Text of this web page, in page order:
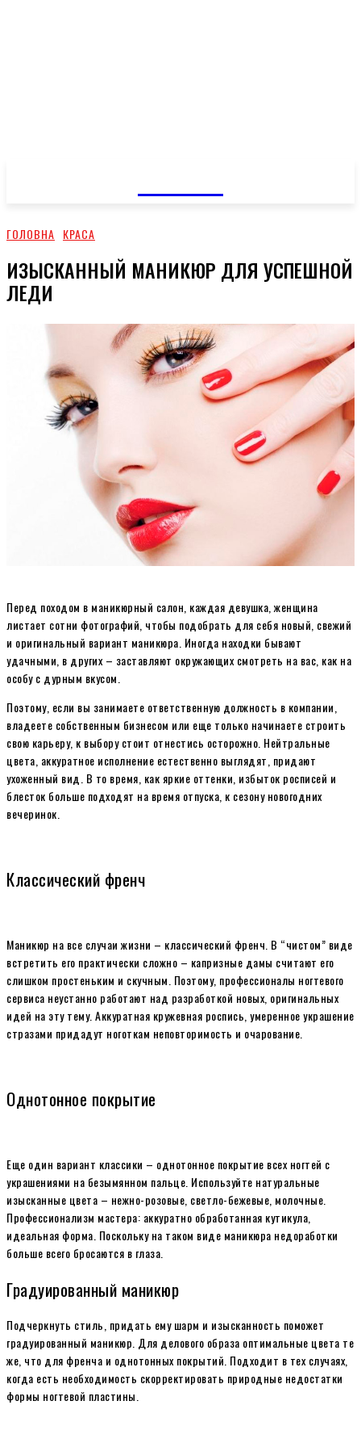
ГОЛОВНА КРАСА
ИЗЫСКАННЫЙ МАНИКЮР ДЛЯ УСПЕШНОЙ
ЛЕДИ
Перед походом в маникюрный салон, каждая девушка, женщина
листает сотни фотографий, чтобы подобрать для себя новый, свежий
и оригинальный вариант маникюра. Иногда находки бывают
удачными, в других – заставляют окружающих смотреть на вас, как на
особу с дурным вкусом.
Поэтому, если вы занимаете ответственную должность в компании,
владеете собственным бизнесом или еще только начинаете строить
свою карьеру, к выбору стоит отнестись осторожно. Нейтральные
цвета, аккуратное исполнение естественно выглядят, придают
ухоженный вид. В то время, как яркие оттенки, избыток росписей и
блесток больше подходят на время отпуска, к сезону новогодних
вечеринок.
Классический френч
Маникюр на все случаи жизни – классический френч. В “чистом” виде
встретить его практически сложно – капризные дамы считают его
слишком простеньким и скучным. Поэтому, профессионалы ногтевого
сервиса неустанно работают над разработкой новых, оригинальных
идей на эту тему. Аккуратная кружевная роспись, умеренное украшение
стразами придадут ноготкам неповторимость и очарование.
Однотонное покрытие
Еще один вариант классики – однотонное покрытие всех ногтей с
украшениями на безымянном пальце. Используйте натуральные
изысканные цвета – нежно-розовые, светло-бежевые, молочные.
Профессионализм мастера: аккуратно обработанная кутикула,
идеальная форма. Поскольку на таком виде маникюра недоработки
больше всего бросаются в глаза.
Градуированный маникюр
Подчеркнуть стиль, придать ему шарм и изысканность поможет
градуированный маникюр. Для делового образа оптимальные цвета те
же, что для френча и однотонных покрытий. Подходит в тех случаях,
когда есть необходимость скорректировать природные недостатки
формы ногтевой пластины.